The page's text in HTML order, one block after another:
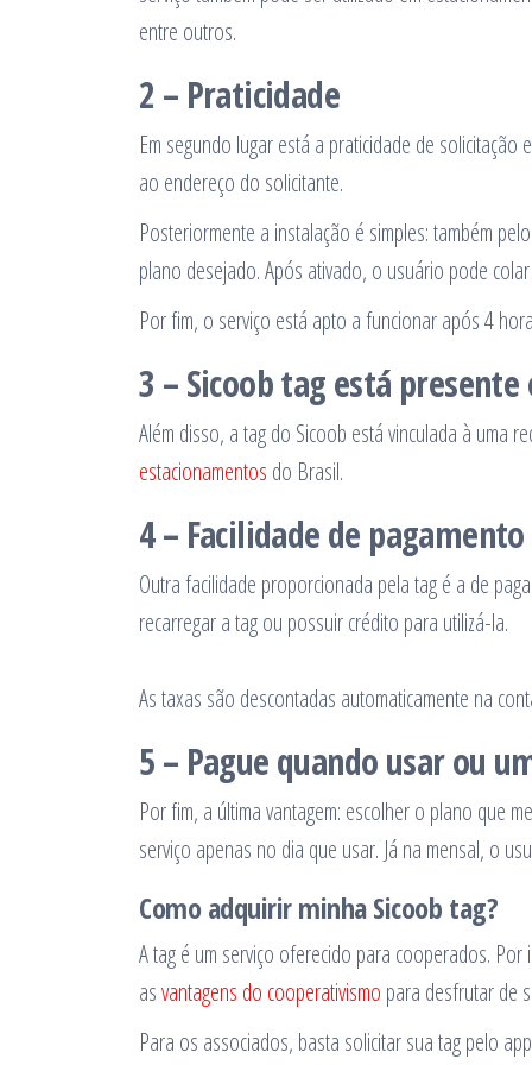
entre outros.
2 – Praticidade
Em segundo lugar está a praticidade de
ao endereço do solicitante.
Posteriormente a instalação é simples: também
plano desejado. Após ativado, o usuário pode
Por fim, o serviço está apto a funcionar após 4
3 – Sicoob tag está
Além disso, a tag do Sicoob está vinculada à uma
estacionamentos do Brasil.
4 – Facilidade de pagamento
Outra facilidade proporcionada pela tag é a de
recarregar a tag ou possuir crédito para utilizá-la.
As taxas são descontadas automaticamente na
5 – Pague quando usar ou
Por fim, a última vantagem: escolher o plano que
serviço apenas no dia que usar. Já na mensal, o
Como adquirir minha Sicoob tag?
A tag é um serviço oferecido para cooperados.
asvantagens do cooperativismo para desfrutar de
Para os associados, basta solicitar sua tag pelo